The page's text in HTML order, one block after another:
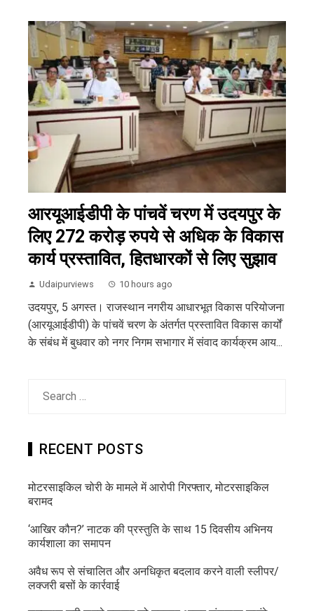
आरयूआईडीपी के पांचवें चरण में उदयपुर के
लिए 272 करोड़ रुपये से अधिक के विकास
कार्य प्रस्तावित, हितधारकों से लिए सुझाव
Udaipurviews 10 hours ago
उदयपुर, 5 अगस्त। राजस्थान नगरीय आधारभूत विकास परियोजना
(आरयूआईडीपी) के पांचवें चरण के अंतर्गत प्रस्तावित विकास कार्यों
के संबंध में बुधवार को नगर निगम सभागार में संवाद कार्यक्रम आय...
RECENT POSTS
मोटरसाइकिल चोरी के मामले में आरोपी गिरफ्तार, मोटरसाइकिल
बरामद
‘आखिर कौन?’ नाटक की प्रस्तुति के साथ 15 दिवसीय अभिनय
कार्यशाला का समापन
अवैध रूप से संचालित और अनधिकृत बदलाव करने वाली स्लीपर/
लक्जरी बसों के कार्रवाई